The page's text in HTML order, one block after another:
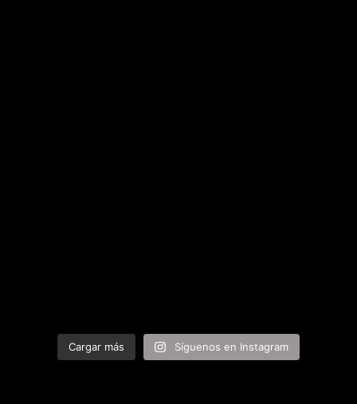
Cargar más Síguenos en Instagram